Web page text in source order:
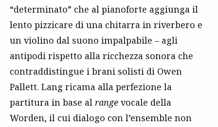
“determinato” che al pianoforte aggiunga il
lento pizzicare di una chitarra in riverbero e
un violino dal suono impalpabile – agli
antipodi rispetto alla ricchezza sonora che
contraddistingue i brani solisti di Owen
Pallett. Lang ricama alla perfezione la
partitura in base al range vocale della
Worden, il cui dialogo con l’ensemble non